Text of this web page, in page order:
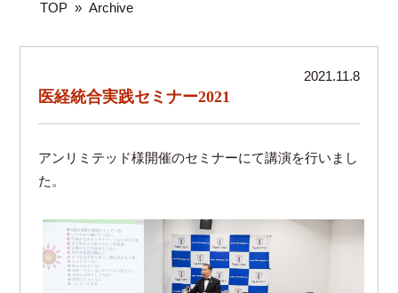
TOP » Archive
2021.11.8
医経統合実践セミナー2021
アンリミテッド様開催のセミナーにて講演を行いまし
た。